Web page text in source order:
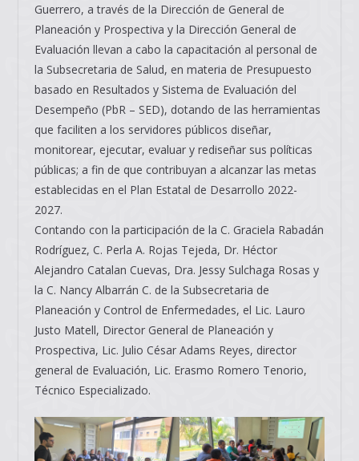
Guerrero, a través de la Dirección de General de
Planeación y Prospectiva y la Dirección General de
Evaluación llevan a cabo la capacitación al personal de
la Subsecretaria de Salud, en materia de Presupuesto
basado en Resultados y Sistema de Evaluación del
Desempeño (PbR – SED), dotando de las herramientas
que faciliten a los servidores públicos diseñar,
monitorear, ejecutar, evaluar y rediseñar sus políticas
públicas; a fin de que contribuyan a alcanzar las metas
establecidas en el Plan Estatal de Desarrollo 2022-
2027.
Contando con la participación de la C. Graciela Rabadán
Rodríguez, C. Perla A. Rojas Tejeda, Dr. Héctor
Alejandro Catalan Cuevas, Dra. Jessy Sulchaga Rosas y
la C. Nancy Albarrán C. de la Subsecretaria de
Planeación y Control de Enfermedades, el Lic. Lauro
Justo Matell, Director General de Planeación y
Prospectiva, Lic. Julio César Adams Reyes, director
general de Evaluación, Lic. Erasmo Romero Tenorio,
Técnico Especializado.